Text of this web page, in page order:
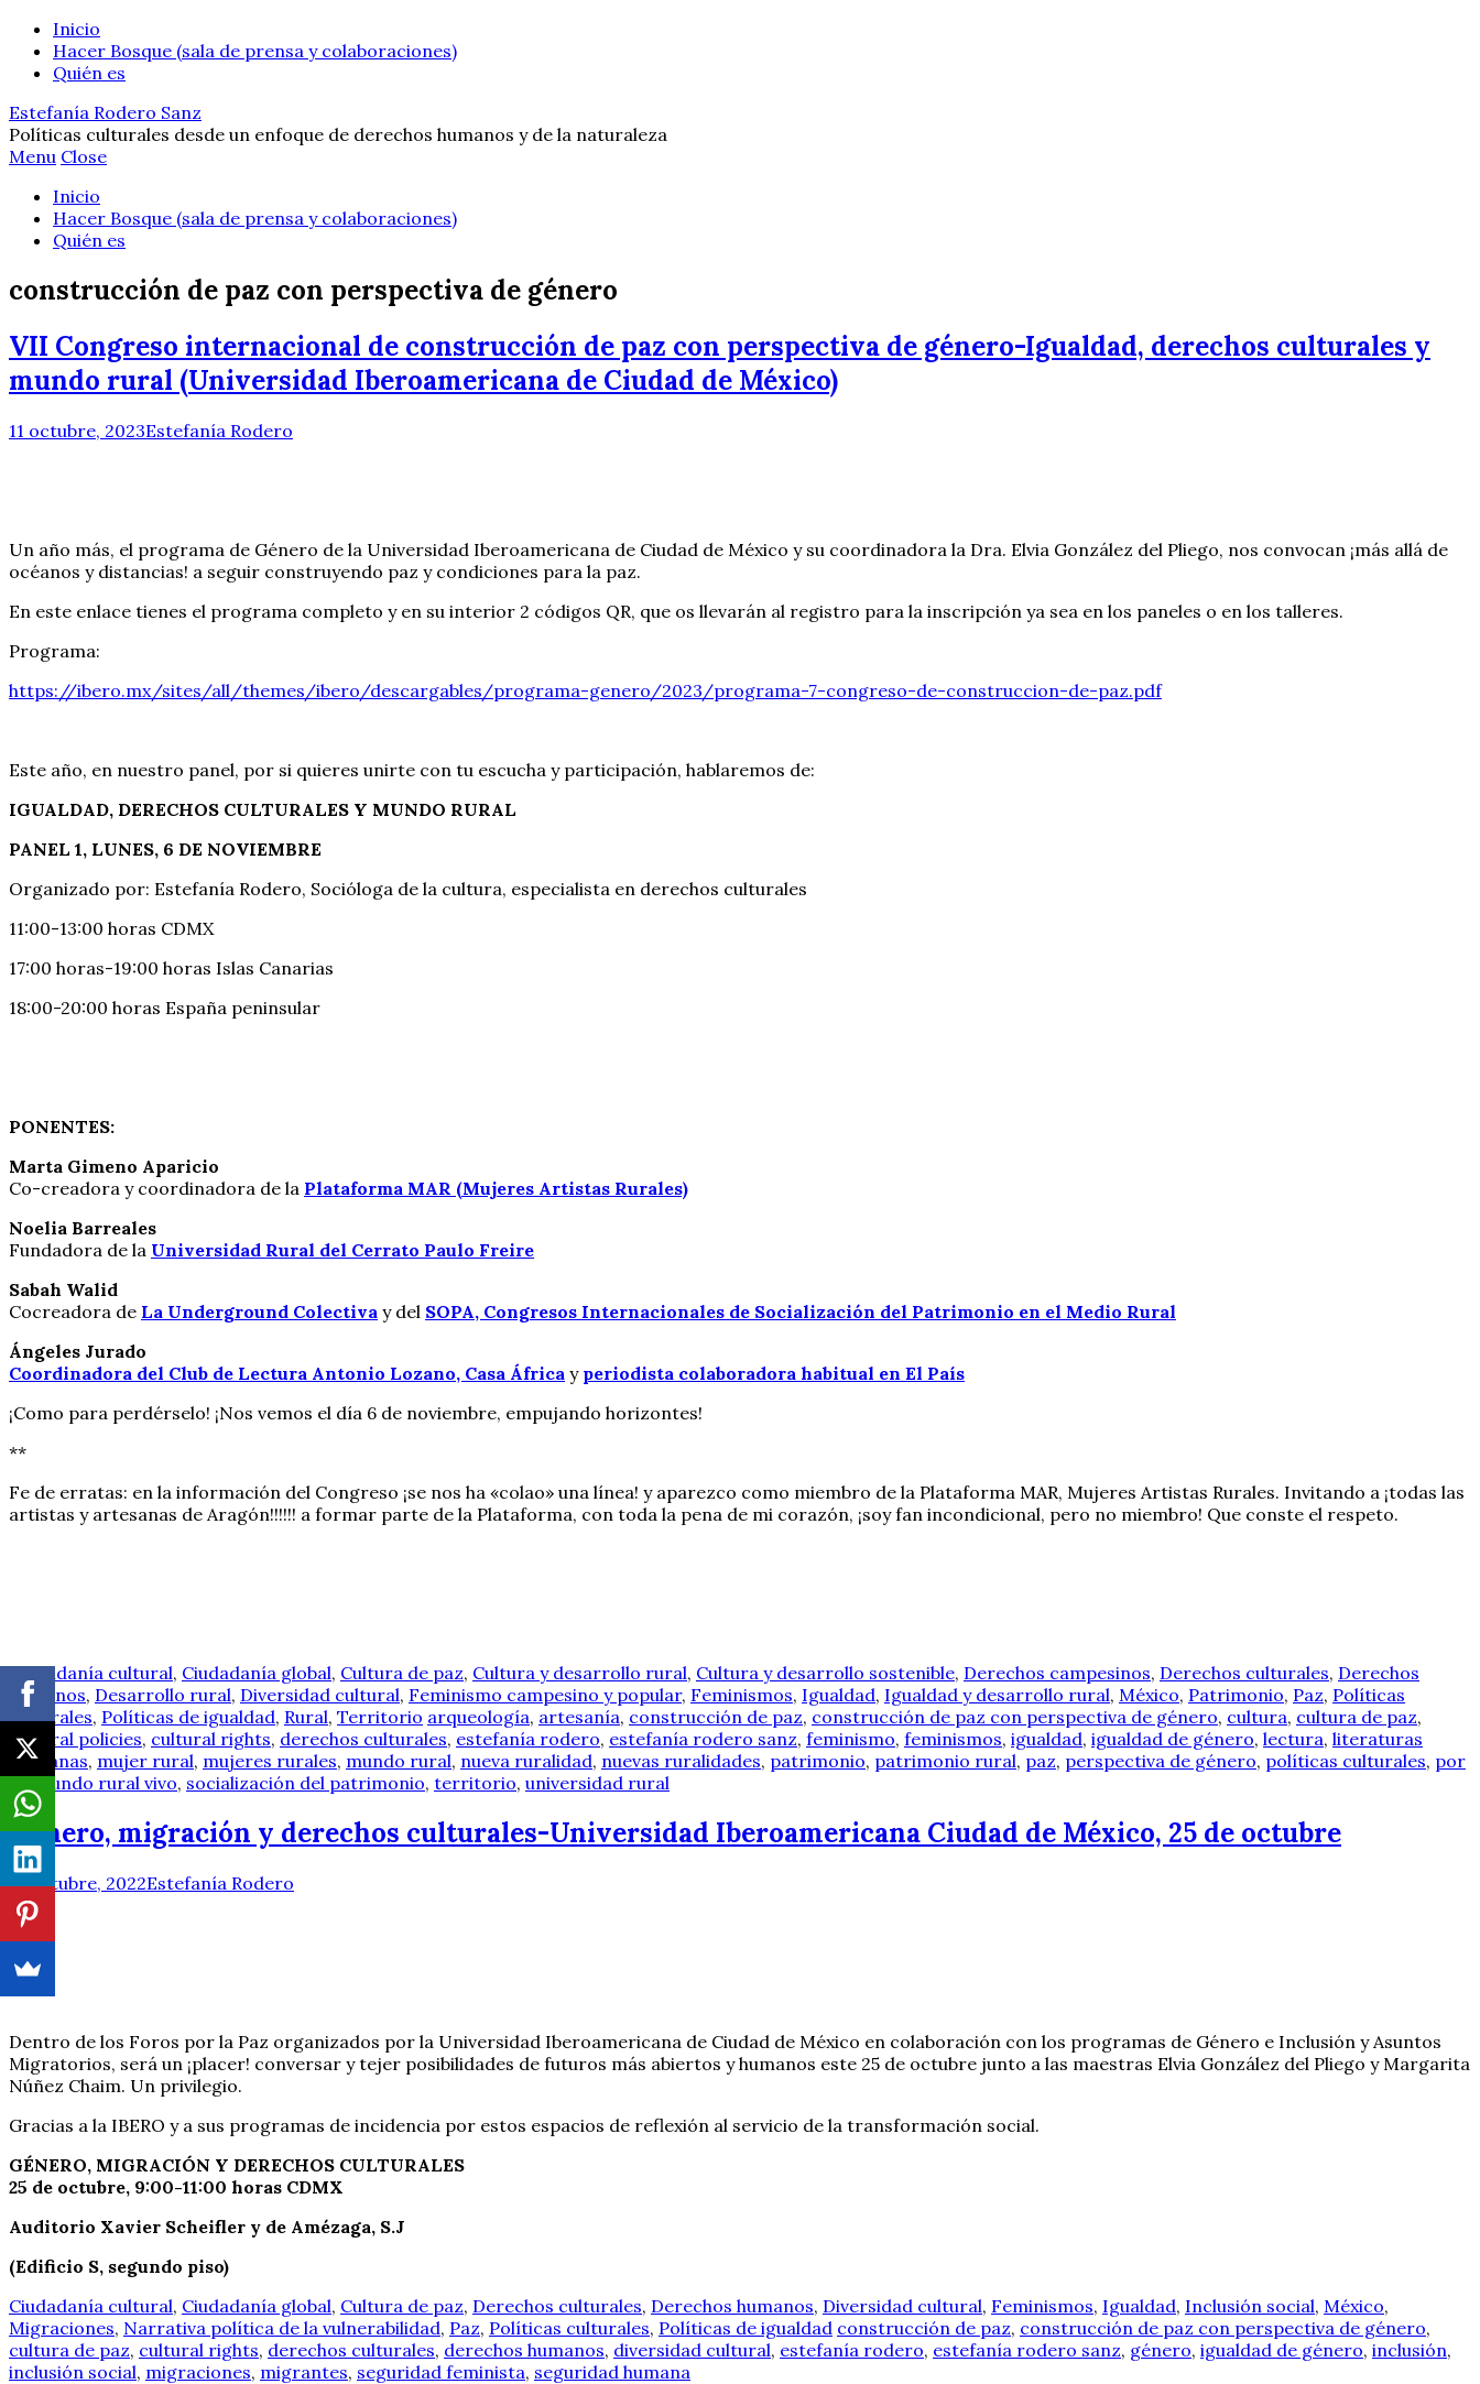
Inicio
Hacer Bosque (sala de prensa y colaboraciones)
Quién es
Estefanía Rodero Sanz
Políticas culturales desde un enfoque de derechos humanos y de la naturaleza
Menu Close
Inicio
Hacer Bosque (sala de prensa y colaboraciones)
Quién es
construcción de paz con perspectiva de género
VII Congreso internacional de construcción de paz con perspectiva de género-Igualdad, derechos culturales y
mundo rural (Universidad Iberoamericana de Ciudad de México)
11 octubre, 2023Estefanía Rodero
Un año más, el programa de Género de la Universidad Iberoamericana de Ciudad de México y su coordinadora la Dra. Elvia González del Pliego, nos convocan ¡más allá de
océanos y distancias! a seguir construyendo paz y condiciones para la paz.
En este enlace tienes el programa completo y en su interior 2 códigos QR, que os llevarán al registro para la inscripción ya sea en los paneles o en los talleres.
Programa:
https://ibero.mx/sites/all/themes/ibero/descargables/programa-genero/2023/programa-7-congreso-de-construccion-de-paz.pdf
Este año, en nuestro panel, por si quieres unirte con tu escucha y participación, hablaremos de:
IGUALDAD, DERECHOS CULTURALES Y MUNDO RURAL
PANEL 1, LUNES, 6 DE NOVIEMBRE
Organizado por: Estefanía Rodero, Socióloga de la cultura, especialista en derechos culturales
11:00-13:00 horas CDMX
17:00 horas-19:00 horas Islas Canarias
18:00-20:00 horas España peninsular
PONENTES:
Marta Gimeno Aparicio
Co-creadora y coordinadora de la Plataforma MAR (Mujeres Artistas Rurales)
Noelia Barreales
Fundadora de la Universidad Rural del Cerrato Paulo Freire
Sabah Walid
Cocreadora de La Underground Colectiva y del SOPA, Congresos Internacionales de Socialización del Patrimonio en el Medio Rural
Ángeles Jurado
Coordinadora del Club de Lectura Antonio Lozano, Casa África y periodista colaboradora habitual en El País
¡Como para perdérselo! ¡Nos vemos el día 6 de noviembre, empujando horizontes!
**
Fe de erratas: en la información del Congreso ¡se nos ha «colao» una línea! y aparezco como miembro de la Plataforma MAR, Mujeres Artistas Rurales. Invitando a ¡todas las
artistas y artesanas de Aragón!!!!!! a formar parte de la Plataforma, con toda la pena de mi corazón, ¡soy fan incondicional, pero no miembro! Que conste el respeto.
Ciudadanía cultural, Ciudadanía global, Cultura de paz, Cultura y desarrollo rural, Cultura y desarrollo sostenible, Derechos campesinos, Derechos culturales, Derechos
humanos, Desarrollo rural, Diversidad cultural, Feminismo campesino y popular, Feminismos, Igualdad, Igualdad y desarrollo rural, México, Patrimonio, Paz, Políticas
culturales, Políticas de igualdad, Rural, Territorio arqueología, artesanía, construcción de paz, construcción de paz con perspectiva de género, cultura, cultura de paz,
cultural policies, cultural rights, derechos culturales, estefanía rodero, estefanía rodero sanz, feminismo, feminismos, igualdad, igualdad de género, lectura, literaturas
africanas, mujer rural, mujeres rurales, mundo rural, nueva ruralidad, nuevas ruralidades, patrimonio, patrimonio rural, paz, perspectiva de género, políticas culturales, por
un mundo rural vivo, socialización del patrimonio, territorio, universidad rural
Género, migración y derechos culturales-Universidad Iberoamericana Ciudad de México, 25 de octubre
17 octubre, 2022Estefanía Rodero
Dentro de los Foros por la Paz organizados por la Universidad Iberoamericana de Ciudad de México en colaboración con los programas de Género e Inclusión y Asuntos
Migratorios, será un ¡placer! conversar y tejer posibilidades de futuros más abiertos y humanos este 25 de octubre junto a las maestras Elvia González del Pliego y Margarita
Núñez Chaim. Un privilegio.
Gracias a la IBERO y a sus programas de incidencia por estos espacios de reflexión al servicio de la transformación social.
GÉNERO, MIGRACIÓN Y DERECHOS CULTURALES
25 de octubre, 9:00-11:00 horas CDMX
Auditorio Xavier Scheifler y de Amézaga, S.J
(Edificio S, segundo piso)
Ciudadanía cultural, Ciudadanía global, Cultura de paz, Derechos culturales, Derechos humanos, Diversidad cultural, Feminismos, Igualdad, Inclusión social, México,
Migraciones, Narrativa política de la vulnerabilidad, Paz, Políticas culturales, Políticas de igualdad construcción de paz, construcción de paz con perspectiva de género,
cultura de paz, cultural rights, derechos culturales, derechos humanos, diversidad cultural, estefanía rodero, estefanía rodero sanz, género, igualdad de género, inclusión,
inclusión social, migraciones, migrantes, seguridad feminista, seguridad humana